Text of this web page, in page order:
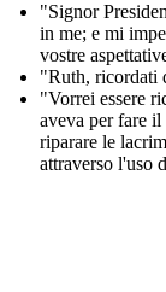
"Signor
in me; e mi
vostre
"Ruth, ricordati
"Vorrei essere
aveva per fare
riparare le
attraverso l'uso